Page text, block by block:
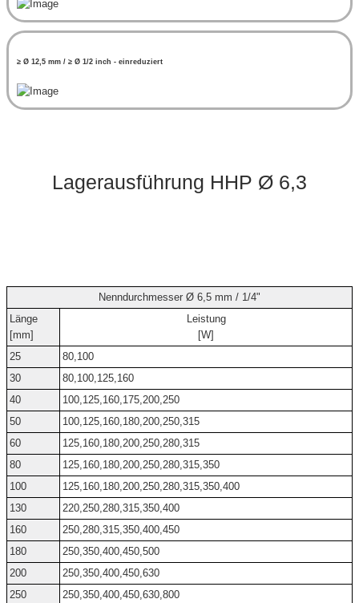
≥ Ø 12,5 mm / ≥ Ø 1/2 inch - einreduziert
Lagerausführung HHP Ø 6,3
Nenndurchmesser Ø 6,5 mm / 1/4"
Länge
[mm]
Leistung
[W]
25
80,100
30
80,100,125,160
40
100,125,160,175,200,250
50
100,125,160,180,200,250,315
60
125,160,180,200,250,280,315
80
125,160,180,200,250,280,315,350
100
125,160,180,200,250,280,315,350,400
130
220,250,280,315,350,400
160
250,280,315,350,400,450
180
250,350,400,450,500
200
250,350,400,450,630
250
250,350,400,450,630,800